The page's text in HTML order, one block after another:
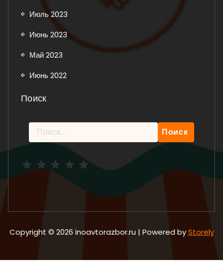
Июль 2023
Июнь 2023
Май 2023
Июнь 2022
Поиск
Найти:
Copyright © 2026 inoavtorazbor.ru | Powered byStorely